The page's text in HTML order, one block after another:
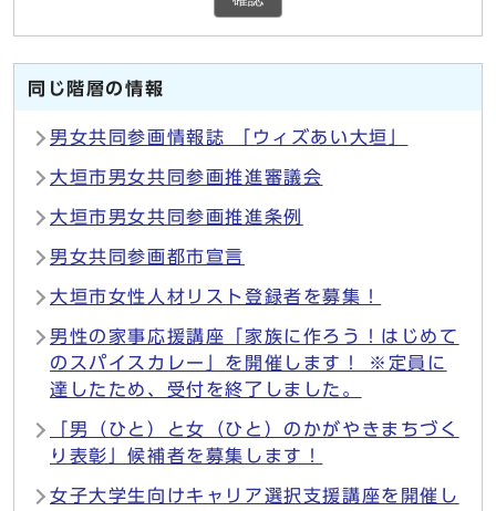
同じ階層の情報
男女共同参画情報誌 「ウィズあい大垣」
大垣市男女共同参画推進審議会
大垣市男女共同参画推進条例
男女共同参画都市宣言
大垣市女性人材リスト登録者を募集！
男性の家事応援講座「家族に作ろう！はじめて
のスパイスカレー」を開催します！ ※定員に
達したため、受付を終了しました。
「男（ひと）と女（ひと）のかがやきまちづく
り表彰」候補者を募集します！
女子大学生向けキャリア選択支援講座を開催し